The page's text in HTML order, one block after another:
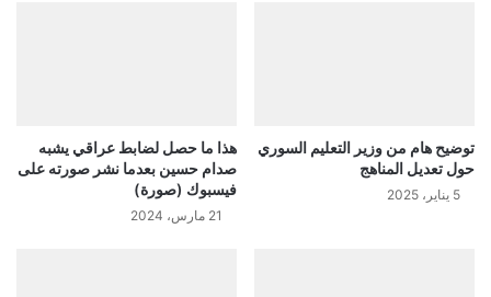
توضيح هام من وزير التعليم السوري
حول تعديل المناهج
5 يناير، 2025
هذا ما حصل لضابط عراقي يشبه
صدام حسين بعدما نشر صورته على
فيسبوك (صورة)
21 مارس، 2024